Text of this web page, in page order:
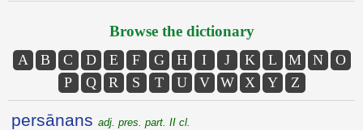
Browse the dictionary
A B C D E F G H I J K L M N
O
P
Q R S T U V W X Y Z
persānans adj. pres. part. II cl.